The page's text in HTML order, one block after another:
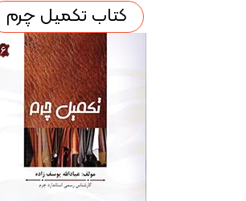
کتاب تکمیل چرم